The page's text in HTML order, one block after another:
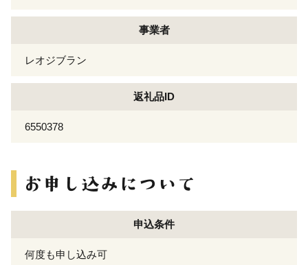
事業者
レオジブラン
返礼品ID
6550378
申込条件
何度も申し込み可